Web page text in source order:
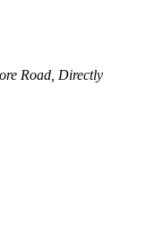
Road, Directly